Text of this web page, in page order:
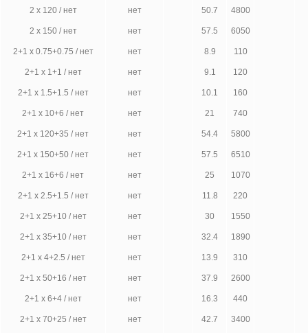
2 х 120 / нет нет 50.7 4800
2 х 150 / нет нет 57.5 6050
2+1 х 0.75+0.75 / нет нет 8.9 110
2+1 х 1+1 / нет нет 9.1 120
2+1 х 1.5+1.5 / нет нет 10.1 160
2+1 х 10+6 / нет нет 21 740
2+1 х 120+35 / нет нет 54.4 5800
2+1 х 150+50 / нет нет 57.5 6510
2+1 х 16+6 / нет нет 25 1070
2+1 х 2.5+1.5 / нет нет 11.8 220
2+1 х 25+10 / нет нет 30 1550
2+1 х 35+10 / нет нет 32.4 1890
2+1 х 4+2.5 / нет нет 13.9 310
2+1 х 50+16 / нет нет 37.9 2600
2+1 х 6+4 / нет нет 16.3 440
2+1 х 70+25 / нет нет 42.7 3400